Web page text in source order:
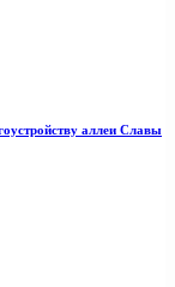
аллеи Славы